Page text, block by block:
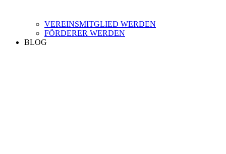
VEREINSMITGLIED WERDEN
FÖRDERER WERDEN
BLOG